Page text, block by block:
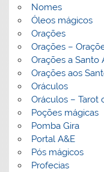
Nomes
Óleos mágicos
Orações
Orações –
Orações a Santo
Orações aos
Oráculos
Oráculos – Tarot
Poções mágicas
Pomba Gira
Portal A&E
Pós mágicos
Profecias